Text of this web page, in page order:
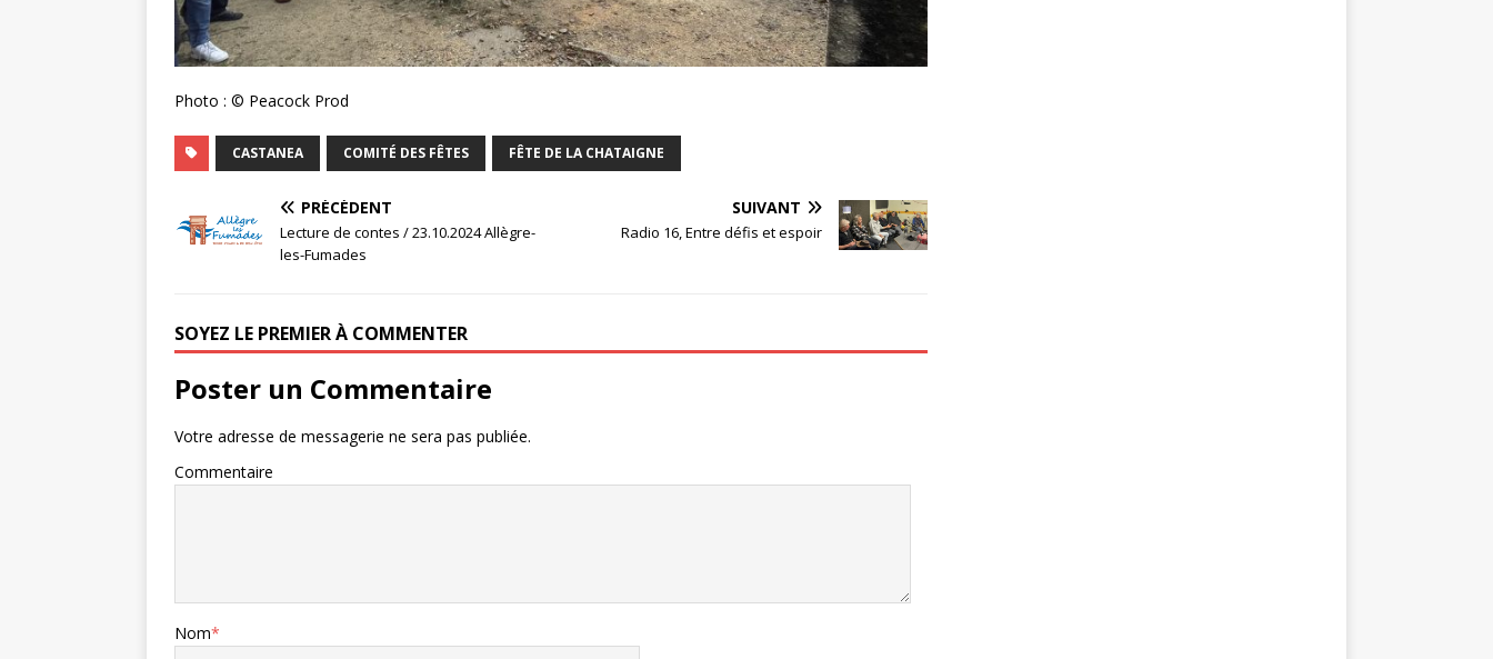
Photo : © Peacock Prod
CASTANEA COMITÉ DES FÊTES FÊTE DE LA CHATAIGNE
PRÉCÉDENT
Lecture de contes / 23.10.2024 Allègre-
les-Fumades
SUIVANT
Radio 16, Entre défis et espoir
SOYEZ LE PREMIER À COMMENTER
Poster un Commentaire
Votre adresse de messagerie ne sera pas publiée.
Commentaire
Nom*